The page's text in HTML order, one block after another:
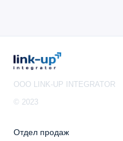
OOO LINK-UP INTEGRATOR
© 2023
Отдел продаж